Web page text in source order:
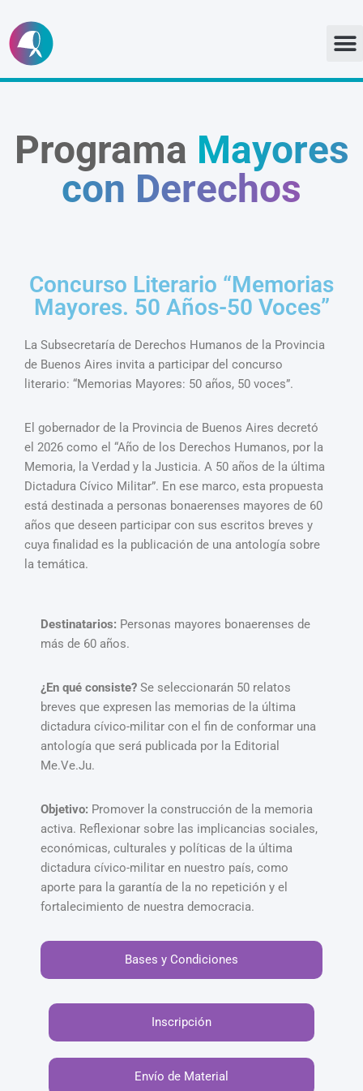
Ir
al
Programa Mayores
con Derechos
Concurso Literario “Memorias
Mayores. 50 Años-50 Voces”
La Subsecretaría de Derechos Humanos de la Provincia
de Buenos Aires invita a participar del concurso
literario: “Memorias Mayores: 50 años, 50 voces”.
El gobernador de la Provincia de Buenos Aires decretó
el 2026 como el “Año de los Derechos Humanos, por la
Memoria, la Verdad y la Justicia. A 50 años de la última
Dictadura Cívico Militar”. En ese marco, esta propuesta
está destinada a personas bonaerenses mayores de 60
años que deseen participar con sus escritos breves y
cuya finalidad es la publicación de una antología sobre
la temática.
Destinatarios: Personas mayores bonaerenses de
más de 60 años.
¿En qué consiste? Se seleccionarán 50 relatos
breves que expresen las memorias de la última
dictadura cívico-militar con el fin de conformar una
antología que será publicada por la Editorial
Me.Ve.Ju.
Objetivo: Promover la construcción de la memoria
activa. Reflexionar sobre las implicancias sociales,
económicas, culturales y políticas de la última
dictadura cívico-militar en nuestro país, como
aporte para la garantía de la no repetición y el
fortalecimiento de nuestra democracia.
Bases y Condiciones
Inscripción
Envío de Material